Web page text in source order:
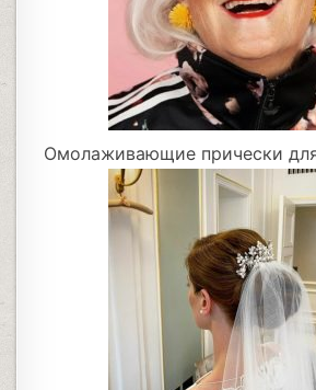
Омолаживающие прически